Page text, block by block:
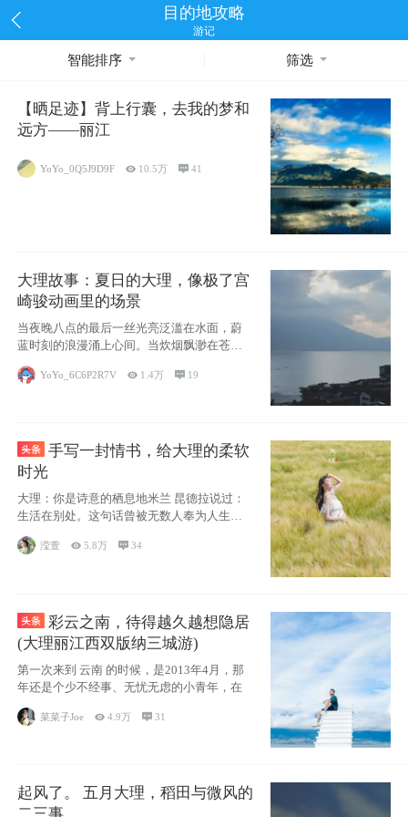
目的地攻略
游记
智能排序 筛选
【晒足迹】背上行囊，去我的梦和
远方——丽江
YoYo_0Q5J9D9F  10.5万 41
大理故事：夏日的大理，像极了宫
崎骏动画里的场景
当夜晚八点的最后一丝光亮泛滥在水面，蔚
蓝时刻的浪漫涌上心间。当炊烟飘渺在苍山
YoYo_6C6P2R7V  1.4万  19
手写一封情书，给大理的柔软
时光
大理：你是诗意的栖息地米兰 昆德拉说过：
生活在别处。这句话曾被无数人奉为人生信
条，并
滢萱 5.8万 34
彩云之南，待得越久越想隐居
(大理丽江西双版纳三城游)
第一次来到 云南 的时候，是2013年4月，那
年还是个少不经事、无忧无虑的小青年，在
菜菜子Joe 4.9万  31
起风了。 五月大理，稻田与微风的